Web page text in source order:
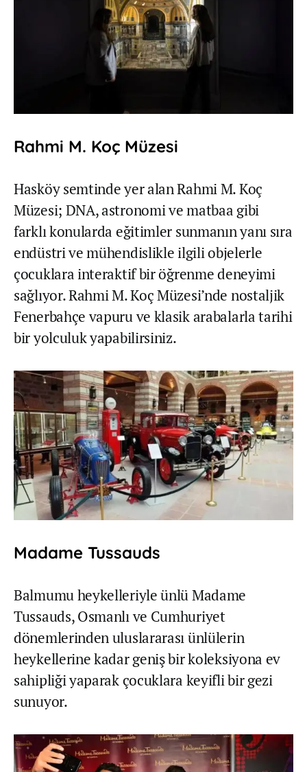
Rahmi M. Koç Müzesi
Hasköy semtinde yer alan Rahmi M. Koç
Müzesi; DNA, astronomi ve matbaa gibi
farklı konularda eğitimler sunmanın yanı sıra
endüstri ve mühendislikle ilgili objelerle
çocuklara interaktif bir öğrenme deneyimi
sağlıyor. Rahmi M. Koç Müzesi’nde nostaljik
Fenerbahçe vapuru ve klasik arabalarla tarihi
bir yolculuk yapabilirsiniz.
Madame Tussauds
Balmumu heykelleriyle ünlü Madame
Tussauds, Osmanlı ve Cumhuriyet
dönemlerinden uluslararası ünlülerin
heykellerine kadar geniş bir koleksiyona ev
sahipliği yaparak çocuklara keyifli bir gezi
sunuyor.